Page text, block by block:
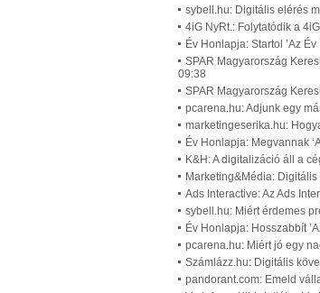
sybell.hu: Digitális elérés
4iG NyRt.: Folytatódik a
Év Honlapja: Startol ’Az
SPAR Magyarország
09:38
SPAR Magyarország
pcarena.hu: Adjunk egy
marketingeserika.hu:
Év Honlapja: Megvannak
K&H: A digitalizáció áll a
Marketing&Média:
Ads Interactive: Az Ads
sybell.hu: Miért érdemes
Év Honlapja: Hosszabbít
pcarena.hu: Miért jó egy
Számlázz.hu: Digitális
pandorant.com: Emeld